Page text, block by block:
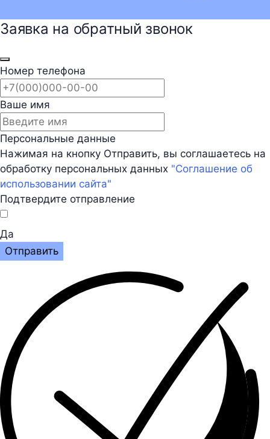
Заявка на обратный звонок
Номер телефона
Ваше имя
Персональные данные
Нажимая на кнопку Отправить, вы соглашаетесь на
обработку персональных данных "Соглашение об
использовании сайта"
Подтвердите отправление
Да
Отправить